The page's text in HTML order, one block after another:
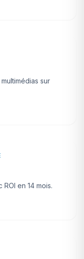
sur
en 14 mois.